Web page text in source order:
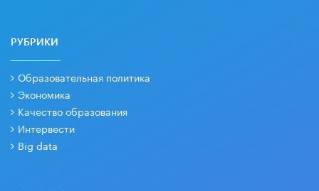
РУБРИКИ
Образовательная политика
Экономика
Качество образования
Интервести
Big data